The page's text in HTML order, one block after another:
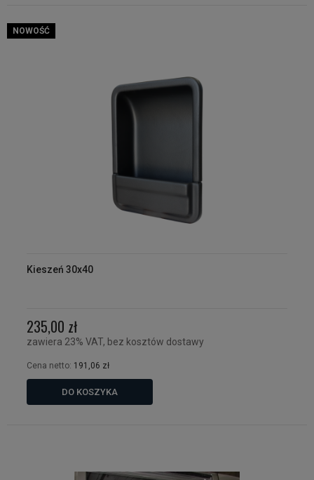
Kieszeń 30x40
235,00 zł
zawiera 23% VAT, bez kosztów dostawy
Cena netto: 191,06 zł
DO KOSZYKA
NOWOŚĆ